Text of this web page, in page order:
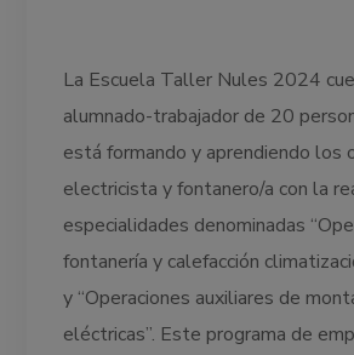
La Escuela Taller Nules 2024
alumnado-trabajador de 20
está formando y aprendiendo los
electricista y fontanero/a con la
especialidades denominadas
fontanería y calefacción
y “Operaciones auxiliares de
eléctricas”. Este programa de